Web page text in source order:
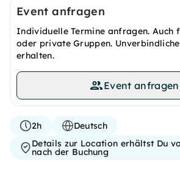
Event anfragen
Individuelle Termine anfragen. Auch
oder private Gruppen.
erhalten.
Event anfragen
2h
Deutsch
Details zur Location erhältst Du
nach der Buchung